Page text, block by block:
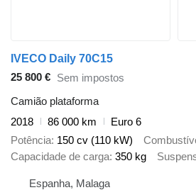
IVECO Daily 70C15
25 800 € Sem impostos
Camião plataforma
2018
86 000 km
Euro 6
Potência 150 cv (110 kW)
Capacidade de carga 350 kg
Espanha, Malaga